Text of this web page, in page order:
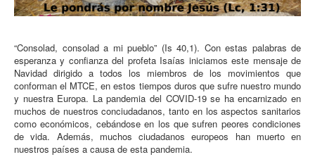
“Consolad, consolad a mi pueblo” (Is 40,1). Con estas palabras de
esperanza y confianza del profeta Isaías iniciamos este mensaje de
Navidad dirigido a todos los miembros de los movimientos que
conforman el MTCE, en estos tiempos duros que sufre nuestro mundo
y nuestra Europa. La pandemia del COVID-19 se ha encarnizado en
muchos de nuestros conciudadanos, tanto en los aspectos sanitarios
como económicos, cebándose en los que sufren peores condiciones
de vida. Además, muchos ciudadanos europeos han muerto en
nuestros países a causa de esta pandemia.